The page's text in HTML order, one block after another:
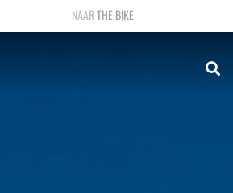
THE BIKE